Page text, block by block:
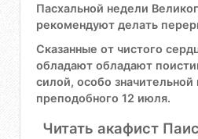
Пасхальной недели
рекомендуют делать
Сказанные от чистого
обладают обладают
силой, особо значительной
преподобного 12 июля.
Читать акафист